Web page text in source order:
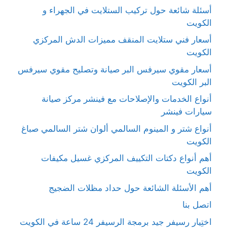
أسئلة شائعة حول تركيب الستلايت في الجهراء و
الكويت
أسعار فني ستلايت المنقف مميزات الدش المركزي
الكويت
أسعار مقوي سيرفس البر صيانة وتصليح مقوي سيرفس
البر الكويت
أنواع الخدمات والإصلاحات مع فينشر مركز صيانة
سيارات فينشر
أنواع شتر و المينوم السالمي ألوان شتر السالمي صباغ
الكويت
أهم أنواع دكتات التكييف المركزي غسيل مكيفات
الكويت
أهم الأسئلة الشائعة حول حداد مظلات الضجيج
اتصل بنا
اختِيار رسيفر جيد برمجة الرسيفر 24 ساعة في الكويت